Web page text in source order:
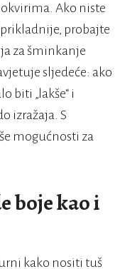
Ako niste
probajte
za šminkanje
sljedeće: ako
biti „lakše“ i
izražaja. S
mogućnosti za
boje kao i
kako nositi tuš